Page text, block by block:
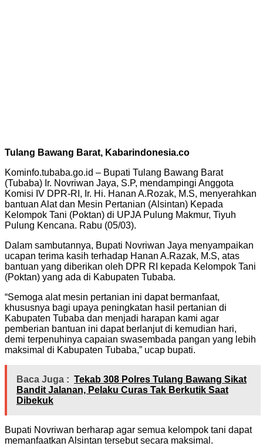
Tulang Bawang Barat, Kabarindonesia.co
Kominfo.tubaba.go.id – Bupati Tulang Bawang Barat
(Tubaba) Ir. Novriwan Jaya, S.P, mendampingi Anggota
Komisi IV DPR-RI, Ir. Hi. Hanan A.Rozak, M.S, menyerahkan
bantuan Alat dan Mesin Pertanian (Alsintan) Kepada
Kelompok Tani (Poktan) di UPJA Pulung Makmur, Tiyuh
Pulung Kencana. Rabu (05/03).
Dalam sambutannya, Bupati Novriwan Jaya menyampaikan
ucapan terima kasih terhadap Hanan A.Razak, M.S, atas
bantuan yang diberikan oleh DPR RI kepada Kelompok Tani
(Poktan) yang ada di Kabupaten Tubaba.
“Semoga alat mesin pertanian ini dapat bermanfaat,
khususnya bagi upaya peningkatan hasil pertanian di
Kabupaten Tubaba dan menjadi harapan kami agar
pemberian bantuan ini dapat berlanjut di kemudian hari,
demi terpenuhinya capaian swasembada pangan yang lebih
maksimal di Kabupaten Tubaba,” ucap bupati.
Baca Juga : Tekab 308 Polres Tulang Bawang Sikat
Bandit Jalanan, Pelaku Curas Tak Berkutik Saat
Dibekuk
Bupati Novriwan berharap agar semua kelompok tani dapat
memanfaatkan Alsintan tersebut secara maksimal.